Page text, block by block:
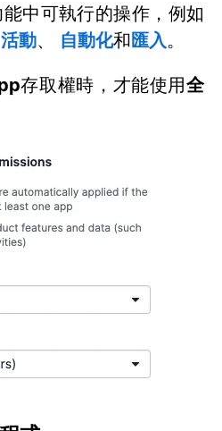
中可執行的操作，例如
活動、 自動化和匯入。
存取權時，才能使用全